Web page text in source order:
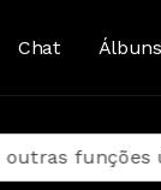
Chat Álbuns
úteis AGU